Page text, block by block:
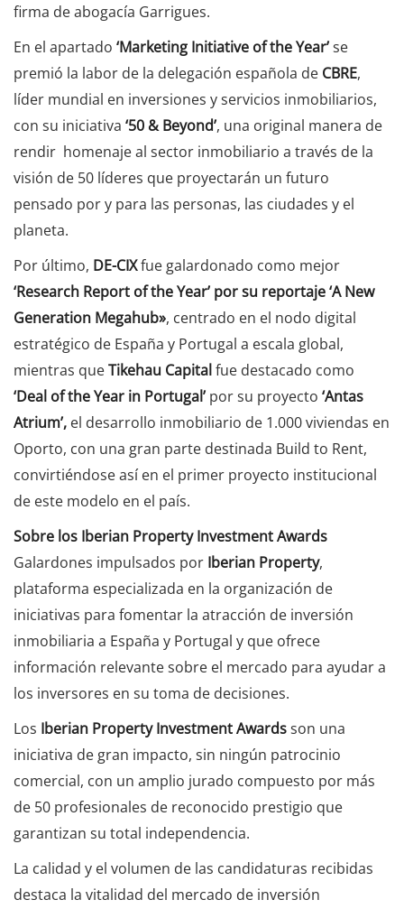
firma de abogacía Garrigues.
En el apartado ‘Marketing Initiative of the Year’se
premió la labor de la delegación española de CBRE,
líder mundial en inversiones y servicios inmobiliarios,
con su iniciativa ‘50 & Beyond’, una original manera de
rendir homenaje al sector inmobiliario a través de la
visión de 50 líderes que proyectarán un futuro
pensado por y para las personas, las ciudades y el
planeta.
Por último, DE-CIXfue galardonado como mejor
‘Research Report of the Year’ por su reportaje ‘A New
Generation Megahub», centrado en el nodo digital
estratégico de España y Portugal a escala global,
mientras queTikehau Capitalfue destacado como
‘Deal of the Year in Portugal’ por su proyecto ‘Antas
Atrium’, el desarrollo inmobiliario de 1.000 viviendas en
Oporto, con una gran parte destinada Build to Rent,
convirtiéndose así en el primer proyecto institucional
de este modelo en el país.
Sobre los Iberian Property Investment Awards
Galardones impulsados por Iberian Property,
plataforma especializada en la organización de
iniciativas para fomentar la atracción de inversión
inmobiliaria a España y Portugal y que ofrece
información relevante sobre el mercado para ayudar a
los inversores en su toma de decisiones.
Los Iberian Property Investment Awardsson una
iniciativa de gran impacto, sin ningún patrocinio
comercial, con un amplio jurado compuesto por más
de 50 profesionales de reconocido prestigio que
garantizan su total independencia.
La calidad y el volumen de las candidaturas recibidas
destaca la vitalidad del mercado de inversión